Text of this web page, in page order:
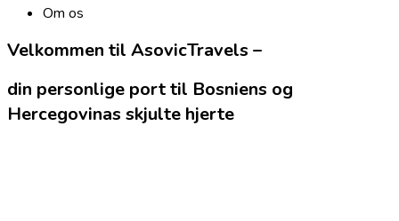
Om os
Velkommen til AsovicTravels –
din personlige port til Bosniens og
Hercegovinas skjulte hjerte